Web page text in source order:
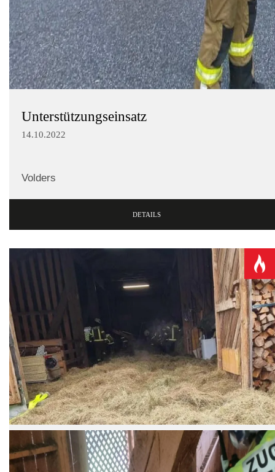
Unterstützungseinsatz
14.10.2022
Volders
DETAILS